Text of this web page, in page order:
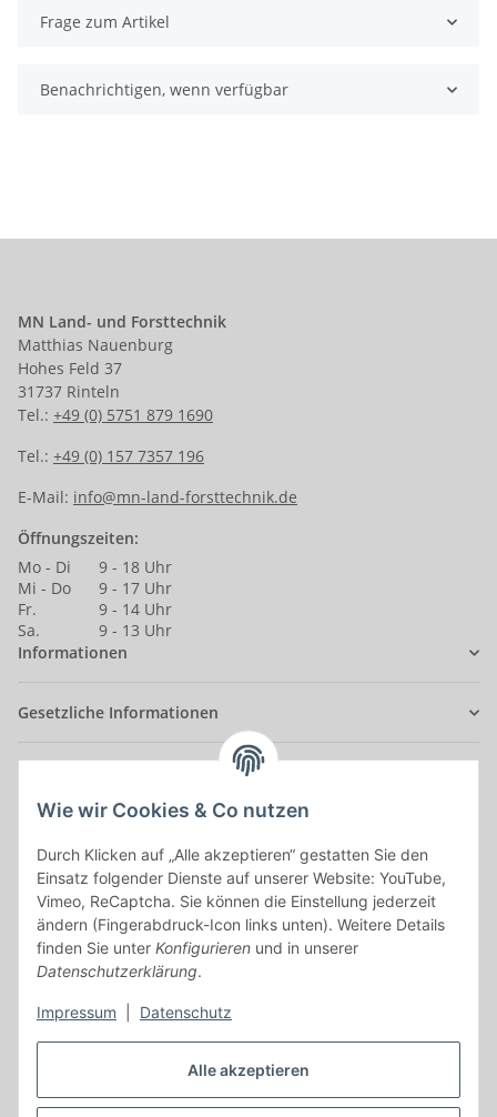
Alle akzeptieren
Wie wir Cookies & Co nutzen
Durch Klicken auf „Alle akzeptieren“ gestatten Sie den
Einsatz folgender Dienste auf unserer Website: YouTube,
Vimeo, ReCaptcha. Sie können die Einstellung jederzeit
ändern (Fingerabdruck-Icon links unten). Weitere Details
finden Sie unter Konfigurieren und in unserer
Datenschutzerklärung.
Impressum Datenschutz
Frage zum Artikel
Benachrichtigen, wenn verfügbar
MN Land- und Forsttechnik
Matthias Nauenburg
Hohes Feld 37
31737 Rinteln
Tel.: +49 (0) 5751 879 1690
Tel.: +49 (0) 157 7357 196
E-Mail: info@mn-land-forsttechnik.de
Öffnungszeiten:
Mo - Di
9 - 18 Uhr
Mi - Do
9 - 17 Uhr
Fr.
9 - 14 Uhr
Sa.
9 - 13 Uhr
Informationen
Gesetzliche Informationen
Alle mit*markierten Felder sind Pflichtfelder.
E-Mail-Adresse
Passwort
Passwort vergessen
Neu hier?